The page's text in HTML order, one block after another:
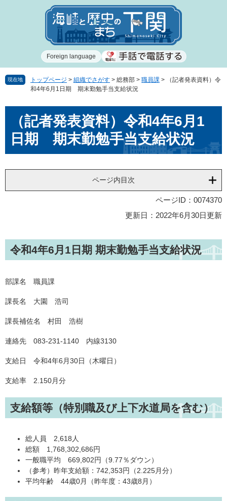
で
ば
Foreign language
現在地 トップページ > 組織でさがす > 総務部 > 職員課 >
（記者発表資料）令
和4年6月1日期 期末勤勉手当支給状況
（記者発表資料）令和4年6月1
日期 期末勤勉手当支給状況
ページ内目次
ページID：0074370
更新日：2022年6月30日更新
令和4年6月1日期 期末勤勉手当支給状況
部課名 職員課
課長名 大園 浩司
課長補佐名 村田 浩樹
連絡先 083-231-1140 内線3130
支給日 令和4年6月30日（木曜日）
支給率 2.150月分
支給額等（特別職及び上下水道局を含む）
総人員 2,618人
総額 1,768,302,686円
一般職平均 669,802円（9.77％ダウン）
（参考）昨年支給額：742,353円（2.225月分）
平均年齢 44歳0月（昨年度：43歳8月）